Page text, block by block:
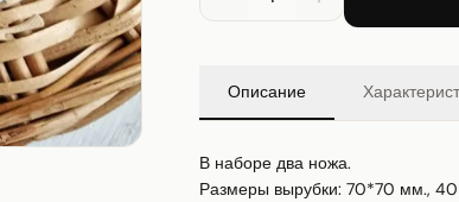
Описание
В наборе два ножа.
Размеры вырубки: 70*70 мм.,